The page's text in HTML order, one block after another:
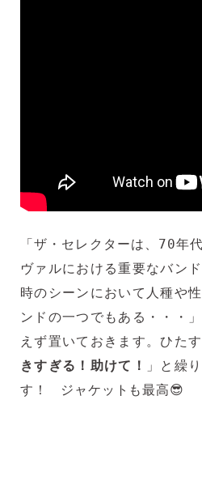
「ザ・セレクターは、70年
ヴァルにおける重要なバン
時のシーンにおいて人種や
ンドの一つでもある・・・
えず置いておきます。ひた
きすぎる！助けて！
」と繰
す！ ジャケットも最高😎